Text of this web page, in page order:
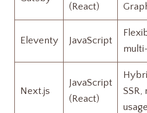
(React)
Eleventy JavaScript
Next.js
JavaScript
(React)
SSR,